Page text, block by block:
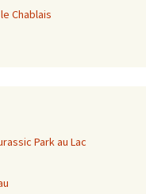
Chablais
Park au Lac